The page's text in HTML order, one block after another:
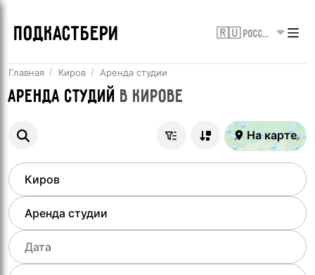
ПОДКАСТБЕРИ 🇷🇺 Россия
Главная Киров Аренда студии
Аренда студий в Кирове
На карте